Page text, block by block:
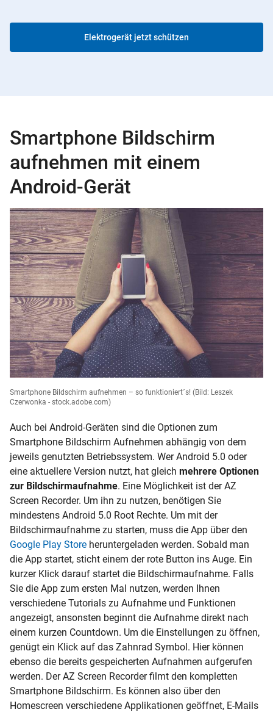
Elektrogerät jetzt schützen
Smartphone Bildschirm
aufnehmen mit einem
Android-Gerät
Smartphone Bildschirm aufnehmen – so funktioniert´s! (Bild: Leszek
Czerwonka - stock.adobe.com)
Auch bei Android-Geräten sind die Optionen zum
Smartphone Bildschirm Aufnehmen abhängig von dem
jeweils genutzten Betriebssystem. Wer Android 5.0 oder
eine aktuellere Version nutzt, hat gleich mehrere Optionen
zur Bildschirmaufnahme. Eine Möglichkeit ist der AZ
Screen Recorder. Um ihn zu nutzen, benötigen Sie
mindestens Android 5.0 Root Rechte. Um mit der
Bildschirmaufnahme zu starten, muss die App über den
Google Play Store heruntergeladen werden. Sobald man
die App startet, sticht einem der rote Button ins Auge. Ein
kurzer Klick darauf startet die Bildschirmaufnahme. Falls
Sie die App zum ersten Mal nutzen, werden Ihnen
verschiedene Tutorials zu Aufnahme und Funktionen
angezeigt, ansonsten beginnt die Aufnahme direkt nach
einem kurzen Countdown. Um die Einstellungen zu öffnen,
genügt ein Klick auf das Zahnrad Symbol. Hier können
ebenso die bereits gespeicherten Aufnahmen aufgerufen
werden. Der AZ Screen Recorder filmt den kompletten
Smartphone Bildschirm. Es können also über den
Homescreen verschiedene Applikationen geöffnet, E-Mails